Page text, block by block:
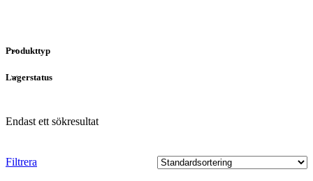
Produkttyp
Lagerstatus
Endast ett sökresultat
Filtrera